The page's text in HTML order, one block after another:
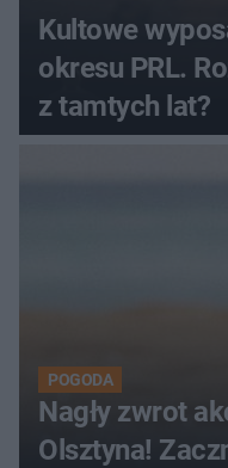
Kultowe
okresu PRL.
z tamtych lat?
POGODA
Nagły zwrot
Olsztyna!